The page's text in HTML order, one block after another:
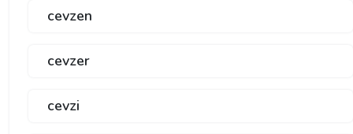
cevzen
cevzer
cevzi